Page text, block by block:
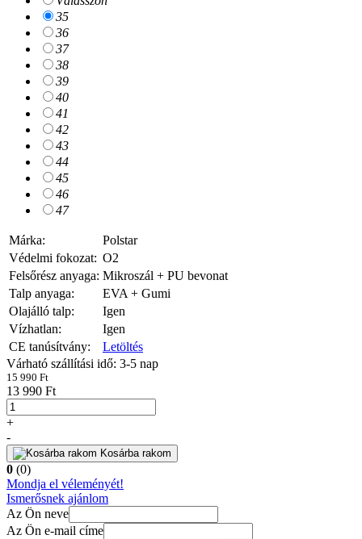
35
36
37
38
39
40
41
42
43
44
45
46
47
Márka:
Polstar
Védelmi fokozat: O2
Felsőrész anyaga: Mikroszál + PU bevonat
Talp anyaga:
EVA + Gumi
Olajálló talp:
Igen
Vízhatlan:
Igen
CE tanúsítvány:
Letöltés
Várható szállítási idő: 3-5 nap
15 990 Ft
13 990 Ft
+
-
Kosárba rakom
0 (0)
Mondja el véleményét!
Ismerősnek ajánlom
Az Ön neve
Az Ön e-mail címe